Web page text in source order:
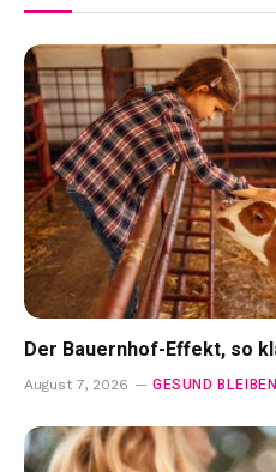
Der Bauernhof-Effekt, so
August 7, 2026 GESUND BLEIBEN